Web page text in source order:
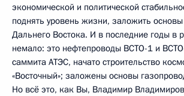
экономической и политической
поднять уровень жизни, заложить
Дальнего Востока. И в последние годы в
немало: это нефтепроводы ВСТО-1 и
саммита АТЭС, начато строительство
«Восточный»; заложены основы
Но всё это, как Вы, Владимир